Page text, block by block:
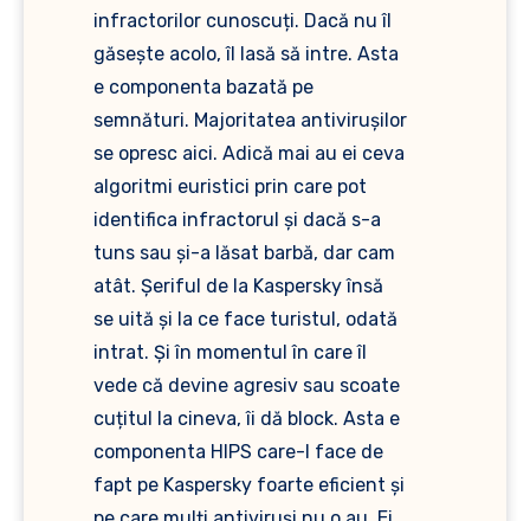
infractorilor cunoscuți. Dacă nu îl
găsește acolo, îl lasă să intre. Asta
e componenta bazată pe
semnături. Majoritatea antivirușilor
se opresc aici. Adică mai au ei ceva
algoritmi euristici prin care pot
identifica infractorul și dacă s-a
tuns sau și-a lăsat barbă, dar cam
atât. Șeriful de la Kaspersky însă
se uită și la ce face turistul, odată
intrat. Și în momentul în care îl
vede că devine agresiv sau scoate
cuțitul la cineva, îi dă block. Asta e
componenta HIPS care-l face de
fapt pe Kaspersky foarte eficient și